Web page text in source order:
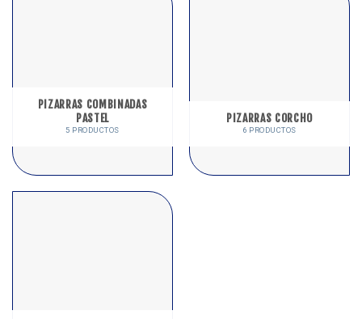
PIZARRAS COMBINADAS
PASTEL
5 PRODUCTOS
PIZARRAS CORCHO
6 PRODUCTOS